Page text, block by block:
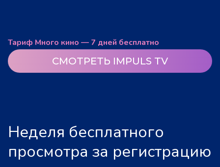
Тариф Много кино — 7 дней бесплатно
СМОТРЕТЬ IMPULS TV
Неделя бесплатного
просмотра за регистрацию